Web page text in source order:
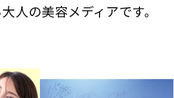
人の美容メディアです。